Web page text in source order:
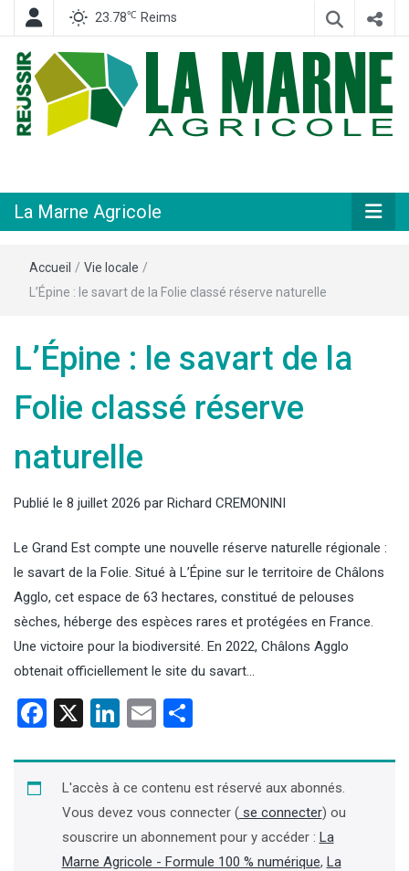
23.78℃ Reims
Agricole
La Marne Agricole
Accueil / Vie locale /
L’Épine : le savart de la Folie classé réserve naturelle
L’Épine : le savart de la
Folie classé réserve
naturelle
Publié le 8 juillet 2026 par Richard CREMONINI
Le Grand Est compte une nouvelle réserve naturelle régionale :
le savart de la Folie. Situé à L’Épine sur le territoire de Châlons
Agglo, cet espace de 63 hectares, constitué de pelouses
sèches, héberge des espèces rares et protégées en France.
Une victoire pour la biodiversité. En 2022, Châlons Agglo
obtenait officiellement le site du savart…
Facebook
X LinkedIn
Email
L'accès à ce contenu est réservé aux abonnés.
Vous devez vous connecter (se connecter) ou
souscrire un abonnement pour y accéder : La
Marne Agricole - Formule 100 % numérique, La